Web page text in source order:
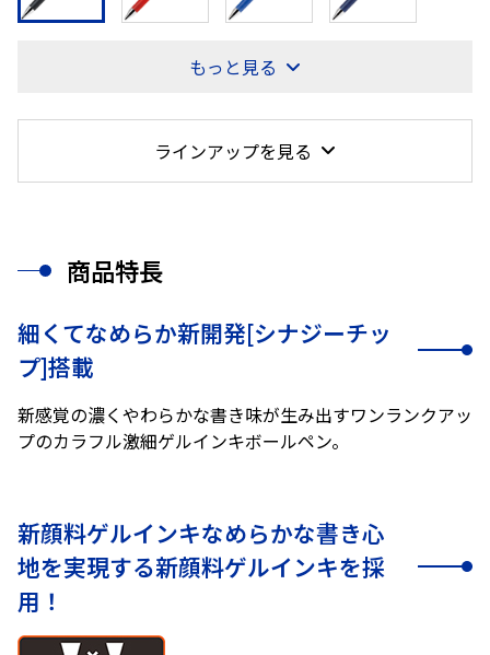
もっと見る
ラインアップを見る
商品特長
細くてなめらか新開発[シナジーチッ
プ]搭載
新感覚の濃くやわらかな書き味が生み出すワンランクアッ
プのカラフル激細ゲルインキボールペン。
新顔料ゲルインキなめらかな書き心
地を実現する新顔料ゲルインキを採
用！